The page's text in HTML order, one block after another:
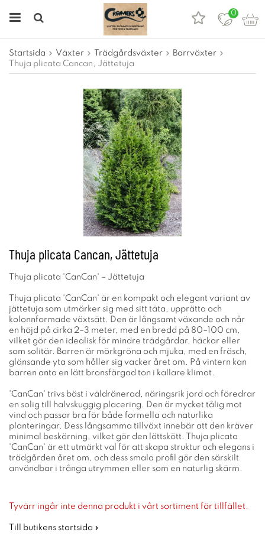
0
Startsida Växter Trädgårdsväxter
Barrväxter
Thuja plicata Cancan, Jättetuja
Thuja plicata Cancan, Jättetuja
Thuja plicata 'CanCan' – Jättetuja
Thuja plicata 'CanCan' är en kompakt och elegant variant av
jättetuja som utmärker sig med sitt täta, upprätta och
kolonnformade växtsätt. Den är långsamt växande och når
en höjd på cirka 2–3 meter, med en bredd på 80–100 cm,
vilket gör den idealisk för mindre trädgårdar, häckar eller
som solitär. Barren är mörkgröna och mjuka, med en fräsch,
glänsande yta som håller sig vacker året om. På vintern kan
barren anta en lätt bronsfärgad ton i kallare klimat.
'CanCan' trivs bäst i väldränerad, näringsrik jord och föredrar
en solig till halvskuggig placering. Den är mycket tålig mot
vind och passar bra för både formella och naturlika
planteringar. Dess långsamma tillväxt innebär att den kräver
minimal beskärning, vilket gör den lättskött. Thuja plicata
'CanCan' är ett utmärkt val för att skapa struktur och elegans i
trädgården året om, och dess smala profil gör den särskilt
användbar i trånga utrymmen eller som en naturlig skärm.
Tyvärr ingår inte denna produkt i vårt sortiment för tillfället.
Till butikens startsida »